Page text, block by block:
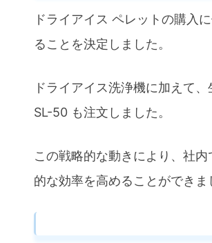
ドライアイス ペレットの購入
ることを決定しました。
ドライアイス洗浄機に加えて
SL-50 も注文しました。
この戦略的な動きにより、社内
的な効率を高めることができま